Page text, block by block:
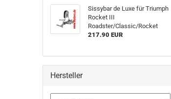
Sissybar de Luxe für Triumph
Rocket III
Roadster/Classic/Rocket
217.90 EUR
Hersteller